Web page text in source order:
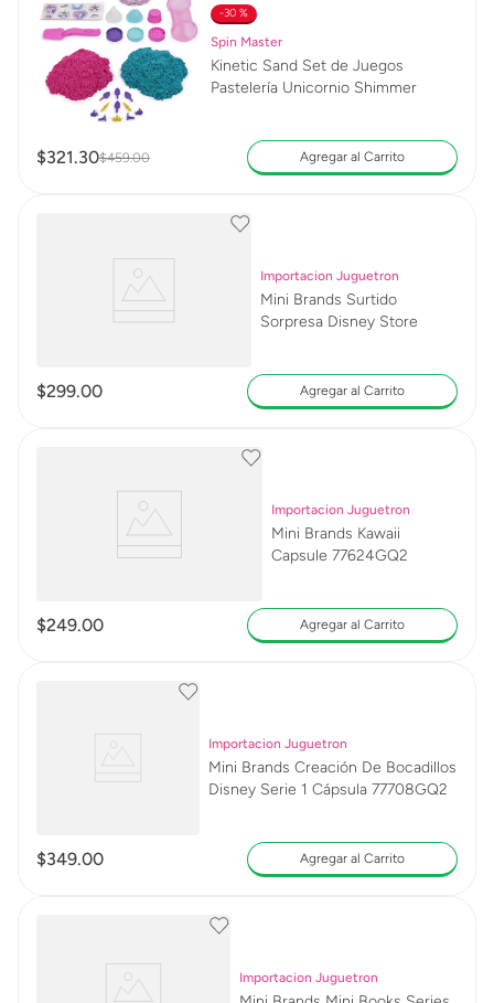
30 %
Spin Master
Kinetic Sand Set de Juegos
Pastelería Unicornio Shimmer
$321.30$459.00 Agregar al Carrito
Importacion Juguetron
Mini Brands Surtido
Sorpresa Disney Store
$299.00 Agregar al Carrito
Importacion Juguetron
Mini Brands Kawaii
Capsule 77624GQ2
$249.00 Agregar al Carrito
Importacion Juguetron
Mini Brands Creación De Bocadillos
Disney Serie 1 Cápsula 77708GQ2
$349.00 Agregar al Carrito
Importacion Juguetron